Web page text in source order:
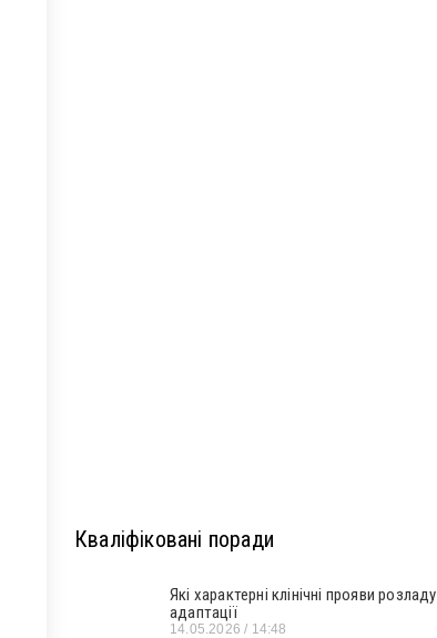
Кваліфіковані поради
Які характерні клінічні прояви розладу
адаптації
14.05.2026 14:48